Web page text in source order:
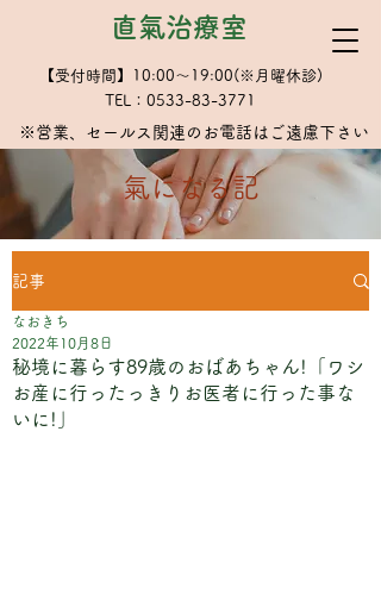
直氣治療室
【受付時間】10:00～19:00(※月曜休診)
TEL：0533-83-3771
※​営業、セールス関連のお電話はご遠慮下さい
​氣になる記
記事
秘境に暮らす89歳のおばあちゃん!「ワシ
お産に行ったっきりお医者に行った事な
いに!」
なおきち
2022年10月8日